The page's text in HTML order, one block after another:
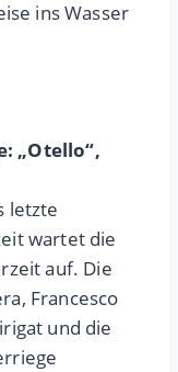
ins Wasser
„Otello“,
letzte
wartet die
auf. Die
Francesco
und die